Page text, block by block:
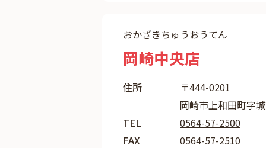
おかざきちゅうおうてん
岡崎中央店
住所
〒444-0201
岡崎市上和田町字
TEL
0564-57-2500
FAX
0564-57-2510